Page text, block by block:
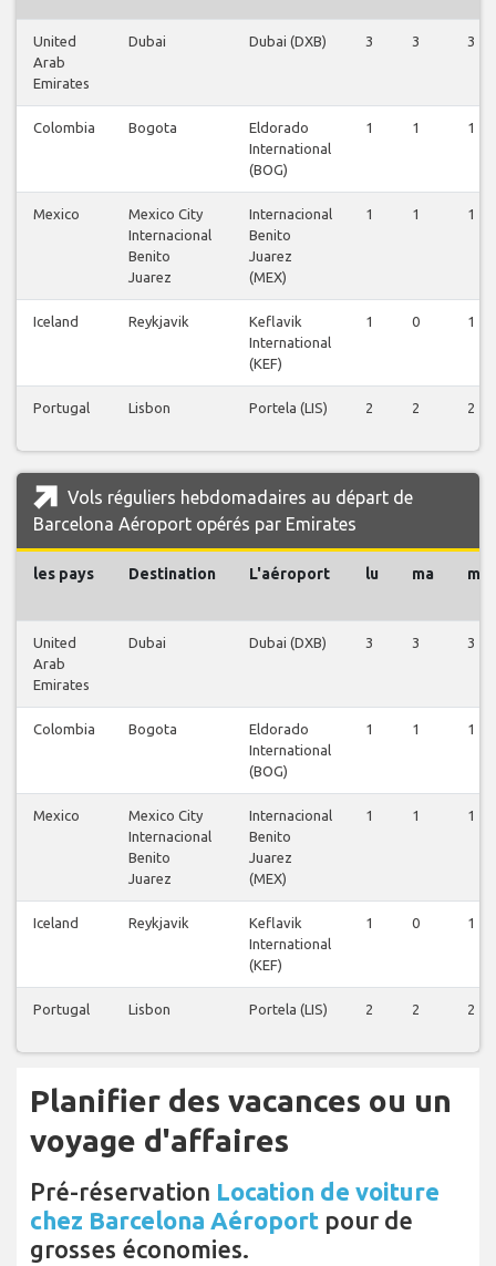
United
Arab
Emirates
Dubai Dubai (DXB) 3 3 3
Colombia Bogota
Eldorado
International
(BOG)
1 1 1
Mexico
Mexico City
Internacional
Benito
Juarez
Internacional
Benito
Juarez
(MEX)
1 1 1
Iceland Reykjavik
Keflavik
International
(KEF)
1 0 1
Portugal Lisbon Portela (LIS) 2 2 2
Vols réguliers hebdomadaires au départ de
Barcelona Aéroport opérés par Emirates
les pays Destination L'aéroport lu ma me
United
Arab
Emirates
Dubai Dubai (DXB) 3 3 3
Colombia Bogota
Eldorado
International
(BOG)
1 1 1
Mexico
Mexico City
Internacional
Benito
Juarez
Internacional
Benito
Juarez
(MEX)
1 1 1
Iceland Reykjavik
Keflavik
International
(KEF)
1 0 1
Portugal Lisbon Portela (LIS) 2 2 2
Planifier des vacances ou un
voyage d'affaires
Pré-réservation Location de voiture
chez Barcelona Aéroport pour de
grosses économies.